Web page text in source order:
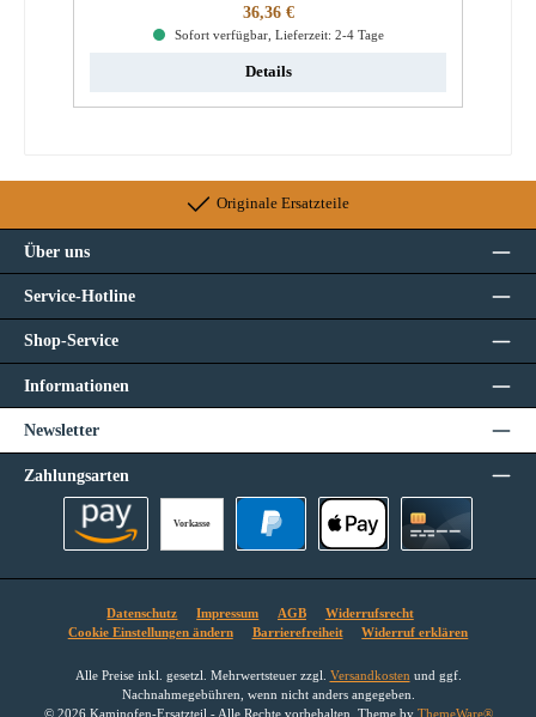
Regulärer Preis:
36,36 €
Sofort verfügbar, Lieferzeit: 2-4 Tage
Details
Originale Ersatzteile
Über uns
Service-Hotline
Shop-Service
Informationen
Newsletter
Zahlungsarten
Vorkasse
Datenschutz Impressum AGB
Widerrufsrecht
Cookie Einstellungen ändern
Barrierefreiheit Widerruf erklären
Alle Preise inkl. gesetzl. Mehrwertsteuer zzgl. Versandkosten und ggf.
Nachnahmegebühren, wenn nicht anders angegeben.
© 2026 Kaminofen-Ersatzteil - Alle Rechte vorbehalten. Theme by ThemeWare®